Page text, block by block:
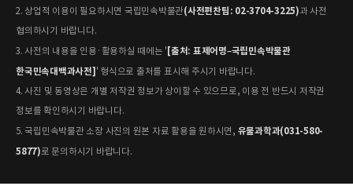
2. 상업적 이용이 필요하시면 국립민속박물관(사전편찬팀: 02-3704-3225)과 사전
협의하시기 바랍니다.
3. 사전의 내용을 인용·활용하실 때에는 '[출처: 표제어명–국립민속박물관
한국민속대백과사전]' 형식으로 출처를 표시해 주시기 바랍니다.
4. 사진 및 동영상은 개별 저작권 정보가 상이할 수 있으므로, 이용 전 반드시 저작권
정보를 확인하시기 바랍니다.
5. 국립민속박물관 소장 사진의 원본 자료 활용을 원하시면, 유물과학과(031-580-
5877) 로 문의하시기 바랍니다.